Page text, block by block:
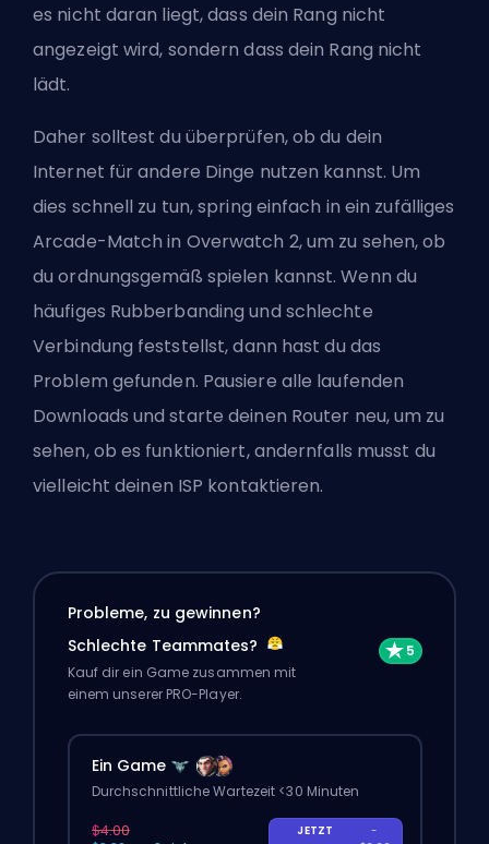
es nicht daran liegt, dass dein Rang nicht
angezeigt wird, sondern dass dein Rang nicht
lädt.
Daher solltest du überprüfen, ob du dein
Internet für andere Dinge nutzen kannst. Um
dies schnell zu tun, spring einfach in ein zufälliges
Arcade-Match in Overwatch 2, um zu sehen, ob
du ordnungsgemäß spielen kannst. Wenn du
häufiges Rubberbanding und schlechte
Verbindung feststellst, dann hast du das
Problem gefunden. Pausiere alle laufenden
Downloads und starte deinen Router neu, um zu
sehen, ob es funktioniert, andernfalls musst du
vielleicht deinen ISP kontaktieren.
Probleme, zu gewinnen?
Schlechte Teammates?
Kauf dir ein Game zusammen mit
einem unserer PRO-Player.
Ein Game
Durchschnittliche Wartezeit <30 Minuten
$4.00
JETZT
-